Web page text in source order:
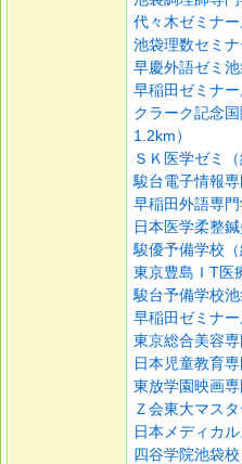
代々木ゼミナー
池袋理数セミナ
早慶外語ゼミ池
早稲田ゼミナー
クラーク記念
1.2km）
ＳＫ医学ゼミ（
駿台電子情報専
早稲田外語専門
日本医学柔整
駿優予備学校（
東京豊島ＩT医
駿台予備学校池
早稲田ゼミナー
東京総合美容専
日本児童教育
東放学園映画専
Ｚ会東大マス
日本メディカ
四谷学院池袋校